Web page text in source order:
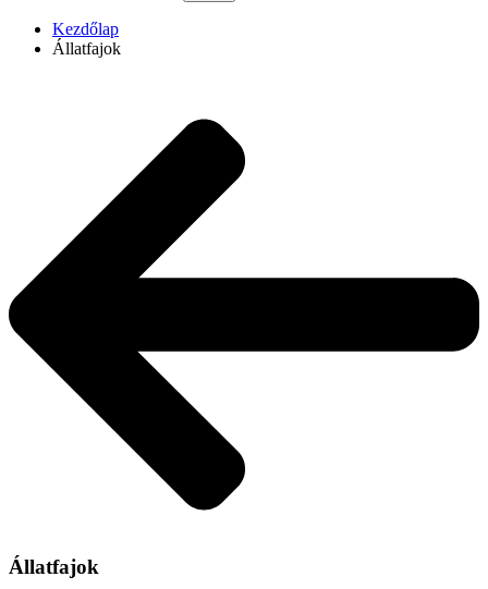
Kezdőlap
Állatfajok
Állatfajok